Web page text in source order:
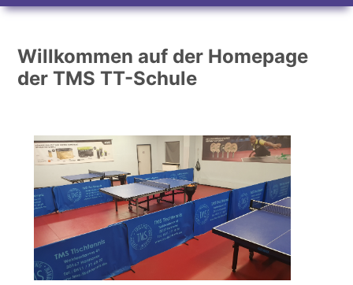
Willkommen auf der Homepage
der TMS TT-Schule